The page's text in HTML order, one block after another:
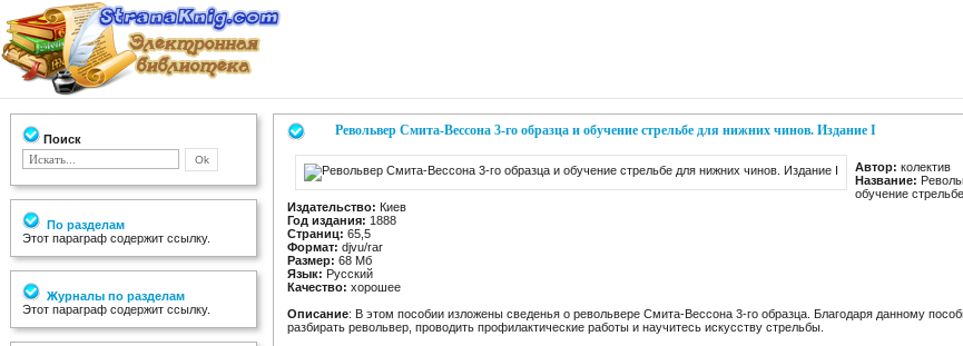
Поиск
По разделам
Этот параграф содержит ссылку.
Журналы по разделам
Этот параграф содержит ссылку.
Револьвер Смита-Вессона 3-го образца и обучение стрельбе для нижних чинов. Издание I
Автор: колектив
Название:
обучение
Издательство: Киев
Год издания: 1888
Страниц: 65,5
Формат: djvu/rar
Размер: 68 Мб
Язык: Русский
Качество: хорошее
Описание: В этом пособии изложены сведенья о револьвере Смита-Вессона 3-го образца. Благодаря данному
разбирать револьвер, проводить профилактические работы и научитесь искусству стрельбы.